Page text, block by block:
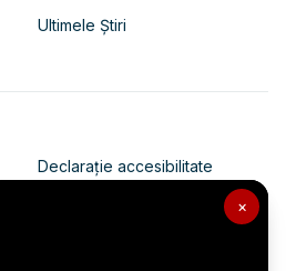
×
Ultimele Știri
Declarație accesibilitate
Politica de confidențialitate